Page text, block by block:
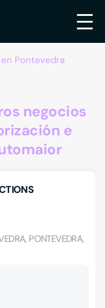
Pontevedra
negocios
e
PONTEVEDRA,